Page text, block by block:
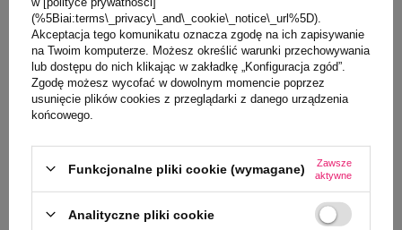
Opinie
Zadaj pytanie
Klienci, którzy oglądali ten produkt,
oglądali również
(%5Biai:terms\_privacy\_and\_cookie\_notice\_url%5D).
Akceptacja tego komunikatu oznacza zgodę na ich zapisywanie
na Twoim komputerze. Możesz określić warunki przechowywania
lub dostępu do nich klikając w zakładkę „Konfiguracja zgód”.
Zgodę możesz wycofać w dowolnym momencie poprzez
usunięcie plików cookies z przeglądarki z danego urządzenia
końcowego.
Funkcjonalne pliki cookie (wymagane)
Zawsze
aktywne
Analityczne pliki cookie